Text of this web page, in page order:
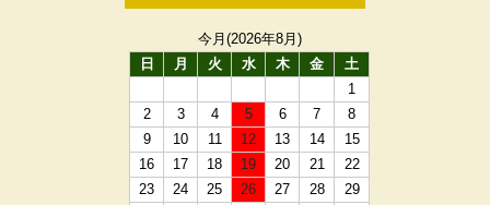
今月(2026年8月)
日
月 火 水 木 金
土
1
2
3 4 5 6 7
8
9
10 11 12 13 14
15
16
17 18 19 20 21
22
23
24 25 26 27 28
29